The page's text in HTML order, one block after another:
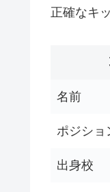
正確なキ
名前
ポジショ
出身校